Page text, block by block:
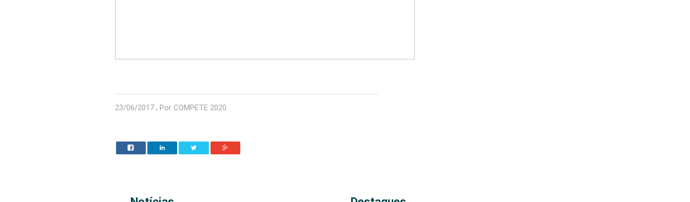
23/06/2017 , Por COMPETE 2020